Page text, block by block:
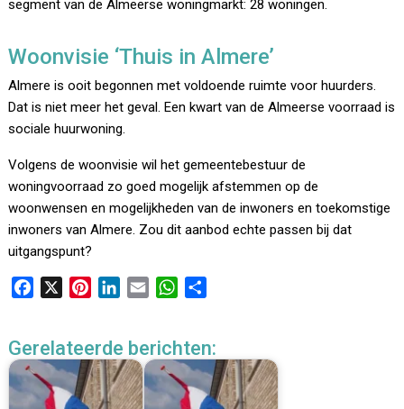
segment van de Almeerse woningmarkt: 28 woningen.
Woonvisie ‘Thuis in Almere’
Almere is ooit begonnen met voldoende ruimte voor huurders.
Dat is niet meer het geval. Een kwart van de Almeerse voorraad is
sociale huurwoning.
Volgens de woonvisie wil het gemeentebestuur de
woningvoorraad zo goed mogelijk afstemmen op de
woonwensen en mogelijkheden van de inwoners en toekomstige
inwoners van Almere. Zou dit aanbod echte passen bij dat
uitgangspunt?
e
b
o
t
e
r
k
e
d
i
l
W
t
s
A
e
n
Gerelateerde berichten: